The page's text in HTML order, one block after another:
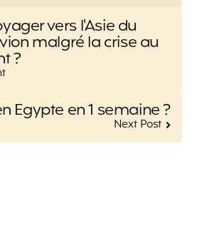
vers l'Asie du
malgré la crise au
?
Egypte en 1 semaine ?
Next Post